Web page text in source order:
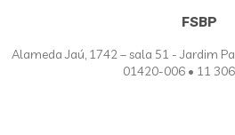
FSBP
Alameda Jaú, 1742 – sala 51 - Jardim
01420-006 • 11